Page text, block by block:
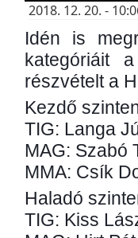
2018. 12. 20. -
Idén is
kategóriáit
részvételt a
Kezdő
TIG: Langa
MAG: Szabó
MMA: Csík
Haladó
TIG: Kiss